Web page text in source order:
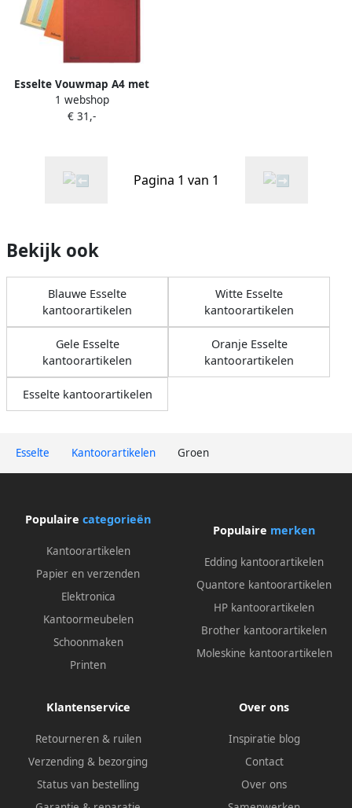
Esselte Kantoorartikelen Groen
Esselte Vouwmap A4 met
overslag manilla 275gr
groen
1 webshop
€ 31,-
Pagina 1 van 1
Bekijk ook
Blauwe Esselte
kantoorartikelen
Witte Esselte
kantoorartikelen
Gele Esselte
kantoorartikelen
Oranje Esselte
kantoorartikelen
Esselte kantoorartikelen
Populaire categorieën
Kantoorartikelen
Papier en verzenden
Elektronica
Kantoormeubelen
Schoonmaken
Printen
Populaire merken
Edding kantoorartikelen
Quantore kantoorartikelen
HP kantoorartikelen
Brother kantoorartikelen
Moleskine kantoorartikelen
Klantenservice
Retourneren & ruilen
Verzending & bezorging
Status van bestelling
Over ons
Inspiratie blog
Contact
Over ons